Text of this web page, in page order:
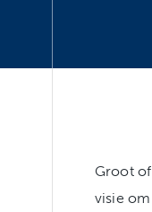
Groot
visie